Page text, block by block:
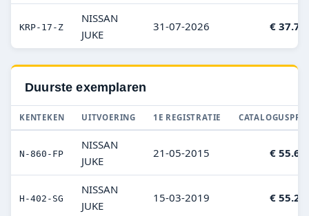
KRP-17-Z
NISSAN
JUKE
31-07-2026 €
Duurste exemplaren
KENTEKEN UITVOERING 1E REGISTRATIE
N-860-FP
NISSAN
JUKE
21-05-2015 €
H-402-SG
NISSAN
JUKE
15-03-2019 €